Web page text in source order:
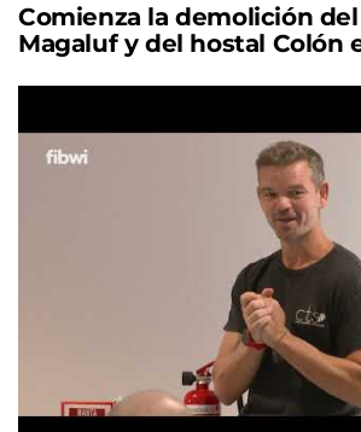
Comienza la demolición
Magaluf y del hostal Colón